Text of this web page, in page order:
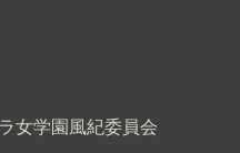
女学園風紀委員会